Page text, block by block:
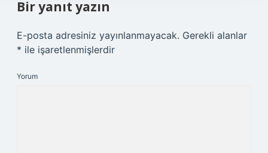
Bir yanıt yazın
E-posta adresiniz yayınlanmayacak. Gerekli alanlar
* ile işaretlenmişlerdir
Yorum